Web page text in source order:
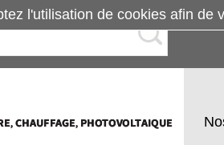
l'utilisation de cookies afin